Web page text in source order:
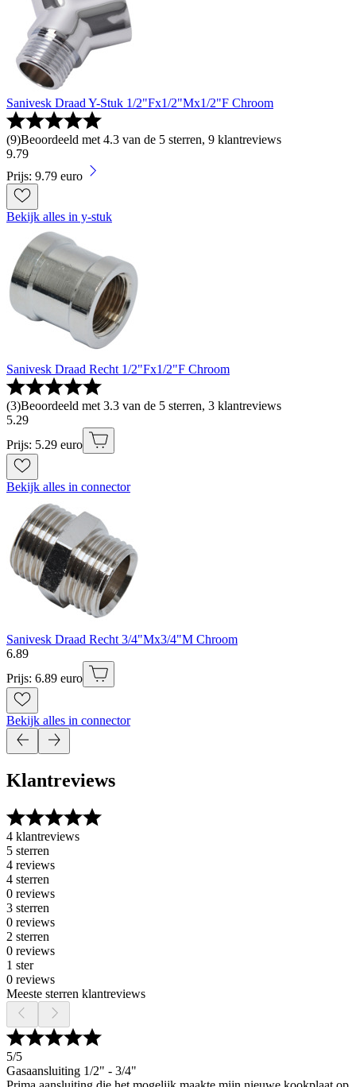
Sanivesk Draad Y-Stuk 1/2"Fx1/2"Mx1/2"F Chroom
(9)Beoordeeld met 4.3 van de 5 sterren, 9 klantreviews
9.79
Prijs: 9.79 euro
Bekijk alles in y-stuk
Sanivesk Draad Recht 1/2"Fx1/2"F Chroom
(3)Beoordeeld met 3.3 van de 5 sterren, 3 klantreviews
5.29
Prijs: 5.29 euro
Bekijk alles in connector
Sanivesk Draad Recht 3/4"Mx3/4"M Chroom
6.89
Prijs: 6.89 euro
Bekijk alles in connector
Klantreviews
4 klantreviews
5 sterren
4 reviews
4 sterren
0 reviews
3 sterren
0 reviews
2 sterren
0 reviews
1 ster
0 reviews
Meeste sterren klantreviews
5/5
Gasaansluiting 1/2" - 3/4"